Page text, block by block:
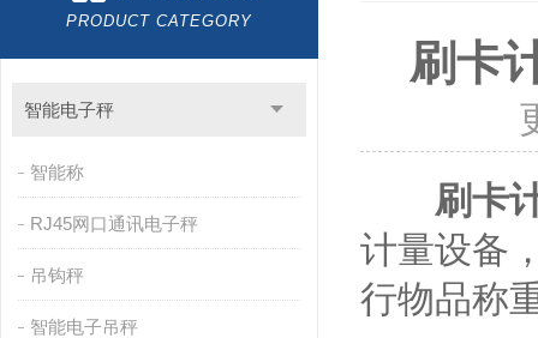
PRODUCT CATEGORY
智能电子秤
智能称
RJ45网口通讯电子秤
吊钩秤
智能电子吊秤
刷卡
刷卡
计量设备
行物品称